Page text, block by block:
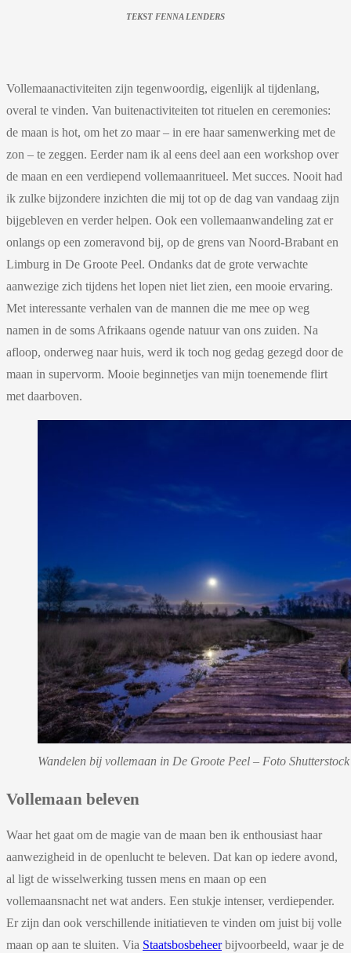
TEKST FENNA LENDERS
Vollemaanactiviteiten zijn tegenwoordig, eigenlijk al tijdenlang,
overal te vinden. Van buitenactiviteiten tot rituelen en ceremonies:
de maan is hot, om het zo maar – in ere haar samenwerking met de
zon – te zeggen. Eerder nam ik al eens deel aan een workshop over
de maan en een verdiepend vollemaanritueel. Met succes. Nooit had
ik zulke bijzondere inzichten die mij tot op de dag van vandaag zijn
bijgebleven en verder helpen. Ook een vollemaanwandeling zat er
onlangs op een zomeravond bij, op de grens van Noord-Brabant en
Limburg in De Groote Peel. Ondanks dat de grote verwachte
aanwezige zich tijdens het lopen niet liet zien, een mooie ervaring.
Met interessante verhalen van de mannen die me mee op weg
namen in de soms Afrikaans ogende natuur van ons zuiden. Na
afloop, onderweg naar huis, werd ik toch nog gedag gezegd door de
maan in supervorm. Mooie beginnetjes van mijn toenemende flirt
met daarboven.
Wandelen bij vollemaan in De Groote Peel – Foto Shutterstock
Vollemaan beleven
Waar het gaat om de magie van de maan ben ik enthousiast haar
aanwezigheid in de openlucht te beleven. Dat kan op iedere avond,
al ligt de wisselwerking tussen mens en maan op een
vollemaansnacht net wat anders. Een stukje intenser, verdiepender.
Er zijn dan ook verschillende initiatieven te vinden om juist bij volle
maan op aan te sluiten. Via Staatsbosbeheerbijvoorbeeld, waar je de